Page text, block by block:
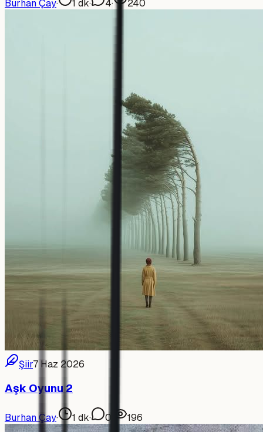
Burhan Çay· 1 dk· 4· 240
Şiir7 Haz 2026
Aşk Oyunu 2
Burhan Çay· 1 dk· 0 196